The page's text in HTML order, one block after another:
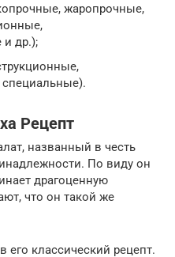
жаропрочные,
и др.);
Рецепт
названный в честь
По виду он
драгоценную
что он такой же
его классический рецепт.